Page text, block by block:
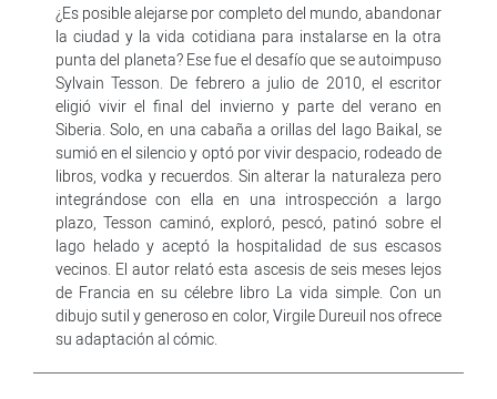
¿Es posible alejarse por completo del mundo, abandonar
la ciudad y la vida cotidiana para instalarse en la otra
punta del planeta? Ese fue el desafío que se autoimpuso
Sylvain Tesson. De febrero a julio de 2010, el escritor
eligió vivir el final del invierno y parte del verano en
Siberia. Solo, en una cabaña a orillas del lago Baikal, se
sumió en el silencio y optó por vivir despacio, rodeado de
libros, vodka y recuerdos. Sin alterar la naturaleza pero
integrándose con ella en una introspección a largo
plazo, Tesson caminó, exploró, pescó, patinó sobre el
lago helado y aceptó la hospitalidad de sus escasos
vecinos. El autor relató esta ascesis de seis meses lejos
de Francia en su célebre libro La vida simple. Con un
dibujo sutil y generoso en color, Virgile Dureuil nos ofrece
su adaptación al cómic.